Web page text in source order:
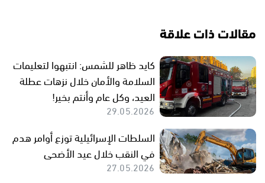
مقالات ذات علاقة
كايد ظاهر للشمس: انتبهوا لتعليمات
السلامة والأمان خلال نزهات عطلة
العيد، وكل عام وأنتم بخير!
29.05.2026
السلطات الإسرائيلية توزع أوامر هدم
في النقب خلال عيد الأضحى
27.05.2026